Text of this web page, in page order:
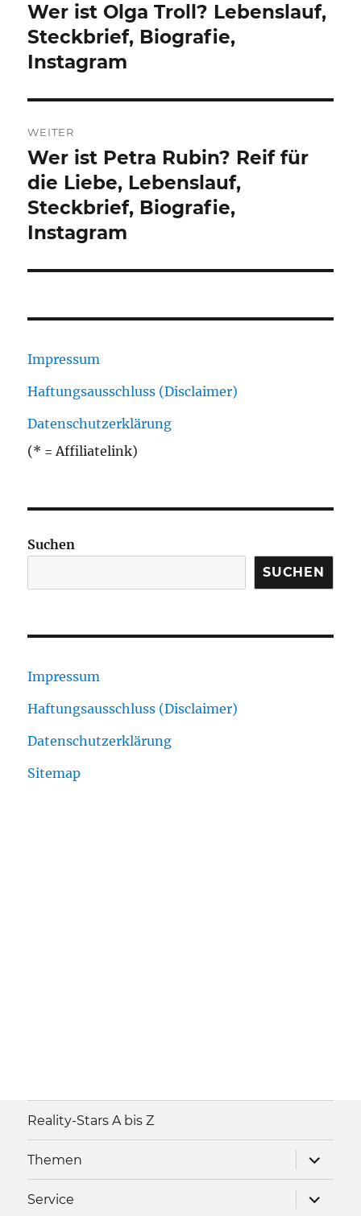
Vorheriger
Beitrag:
Wer ist Olga Troll? Lebenslauf,
Steckbrief, Biografie,
Instagram
WEITER
Nächster
Beitrag:
Wer ist Petra Rubin? Reif für
die Liebe, Lebenslauf,
Steckbrief, Biografie,
Instagram
Impressum
Haftungsausschluss (Disclaimer)
Datenschutzerklärung
(* = Affiliatelink)
Suchen
SUCHEN
Impressum
Haftungsausschluss (Disclaimer)
Datenschutzerklärung
Sitemap
Reality-Stars A bis Z
Themen
anzeigen
Service
anzeigen